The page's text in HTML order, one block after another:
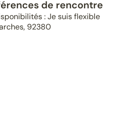
de rencontre
: Je suis flexible
92380